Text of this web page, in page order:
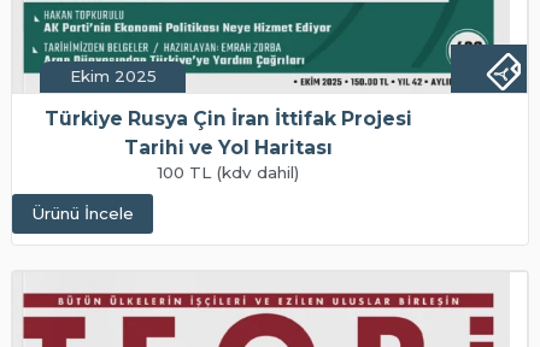
Ekim 2025
Türkiye Rusya Çin İran İttifak Projesi
Tarihi ve Yol Haritası
100 TL (kdv dahil)
Ürünü İncele